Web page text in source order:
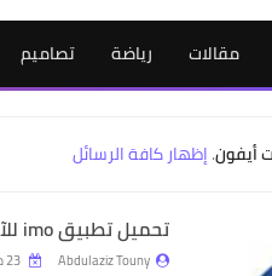
مقالات رياضة تصاميم
أيفون.إظهار كافة الرسائل
تحميل تطبيق imo للآيفون والأندرويد وAPK
Abdulaziz Touny